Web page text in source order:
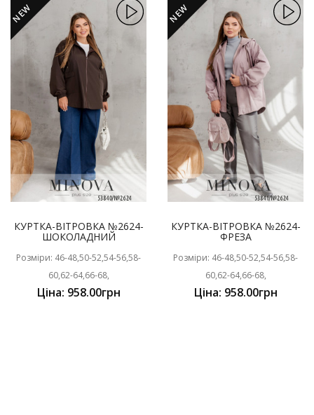
NEW
КУРТКА-ВІТРОВКА №2624-
ШОКОЛАДНИЙ
Розміри: 46-48,50-52,54-56,58-
60,62-64,66-68,
Ціна: 958.00грн
NEW
КУРТКА-ВІТРОВКА №2624-
ФРЕЗА
Розміри: 46-48,50-52,54-56,58-
60,62-64,66-68,
Ціна: 958.00грн